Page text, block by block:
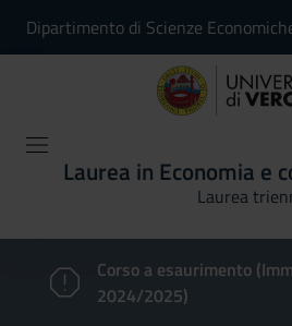
Dipartimento di Scienze
Laurea in Economia e
Laurea
Corso a esaurimento
2024/2025)